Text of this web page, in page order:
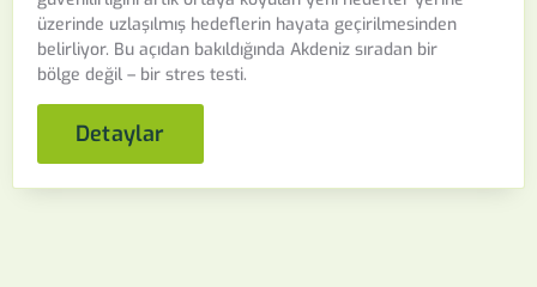
üzerinde uzlaşılmış hedeflerin hayata geçirilmesinden
belirliyor. Bu açıdan bakıldığında Akdeniz sıradan bir
bölge değil – bir stres testi.
Detaylar